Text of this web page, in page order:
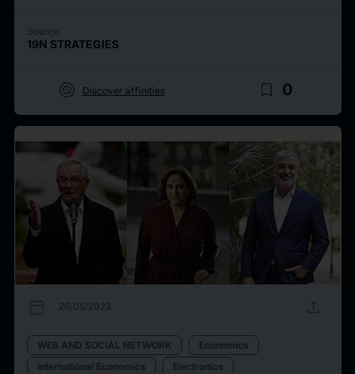
Source
19N STRATEGIES
target Discover affinities bookmark_border 0
calendar_today 26/05/2023 upload
WEB AND SOCIAL NETWORK
Economics
International Economics
Electronics